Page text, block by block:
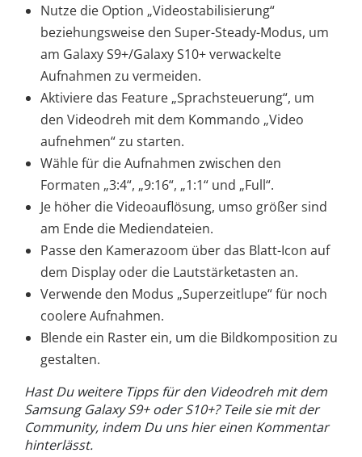
Nutze die Option „Videostabilisierung“
beziehungsweise den Super-Steady-Modus, um
am Galaxy S9+/Galaxy S10+ verwackelte
Aufnahmen zu vermeiden.
Aktiviere das Feature „Sprachsteuerung“, um
den Videodreh mit dem Kommando „Video
aufnehmen“ zu starten.
Wähle für die Aufnahmen zwischen den
Formaten „3:4“, „9:16“, „1:1“ und „Full“.
Je höher die Videoauflösung, umso größer sind
am Ende die Mediendateien.
Passe den Kamerazoom über das Blatt-Icon auf
dem Display oder die Lautstärketasten an.
Verwende den Modus „Superzeitlupe“ für noch
coolere Aufnahmen.
Blende ein Raster ein, um die Bildkomposition zu
gestalten.
Hast Du weitere Tipps für den Videodreh mit dem
Samsung Galaxy S9+ oder S10+? Teile sie mit der
Community, indem Du uns hier einen Kommentar
hinterlässt.